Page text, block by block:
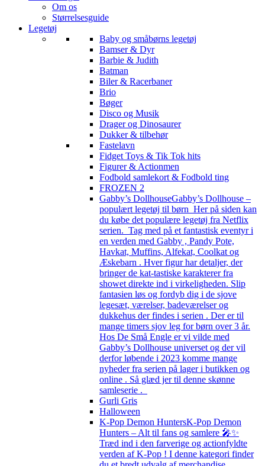
Om os
Størrelsesguide
Legetøj
Baby og småbørns legetøj
Bamser & Dyr
Barbie & Judith
Batman
Biler & Racerbaner
Brio
Bøger
Disco og Musik
Drager og Dinosaurer
Dukker & tilbehør
Fastelavn
Fidget Toys & Tik Tok hits
Figurer & Actionmen
Fodbold samlekort & Fodbold ting
FROZEN 2
Gabby’s DollhouseGabby’s Dollhouse –
populært legetøj til børn Her på siden kan
du købe det populære legetøj fra Netflix
serien. Tag med på et fantastisk eventyr i
en verden med Gabby , Pandy Pote,
Havkat, Muffins, Alfekat, Coolkat og
Æskebarn . Hver figur har detaljer, der
bringer de kat-tastiske karakterer fra
showet direkte ind i virkeligheden. Slip
fantasien løs og fordyb dig i de sjove
legesæt, værelser, badeværelser og
dukkehus der findes i serien . Der er til
mange timers sjov leg for børn over 3 år.
Hos De Små Engle er vi vilde med
Gabby’s Dollhouse universet og der vil
derfor løbende i 2023 komme mange
nyheder fra serien på lager i butikken og
online . Så glæd jer til denne skønne
samleserie .
Gurli Gris
Halloween
K-Pop Demon HuntersK-Pop Demon
Hunters – Alt til fans og samlere 🎤✨
Træd ind i den farverige og actionfyldte
verden af K-Pop ! I denne kategori finder